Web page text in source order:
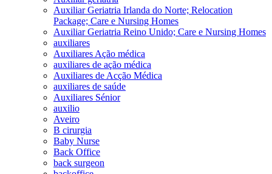
Auxiliar Geriatria Irlanda do Norte; Relocation
Package; Care e Nursing Homes
Auxiliar Geriatria Reino Unido; Care e Nursing Homes
auxiliares
Auxiliares Ação médica
auxiliares de ação médica
Auxiliares de Acção Médica
auxiliares de saúde
Auxiliares Sénior
auxilio
Aveiro
B cirurgia
Baby Nurse
Back Office
back surgeon